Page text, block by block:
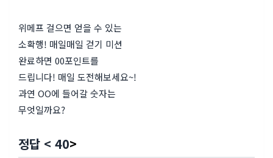
위메프 걸으면 얻을 수 있는
소확행! 매일매일 걷기 미션
완료하면 00포인트를
드립니다! 매일 도전해보세요~!
과연 OO에 들어갈 숫자는
무엇일까요?
정답 < 40>